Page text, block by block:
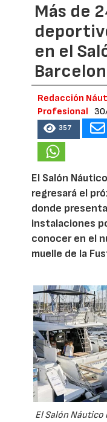
Más de
en el
Redacción
Profesional
357
El Salón
regresará el
donde
instalaciones
conocer en el
muelle de la
El Salón Náutico